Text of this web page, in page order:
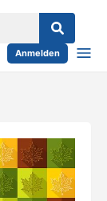
Anmelden